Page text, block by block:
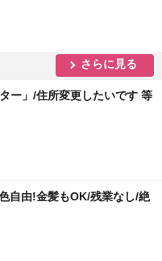
さらに見る
ー」/住所変更したいです 等
自由!金髪もOK/残業なし/絶